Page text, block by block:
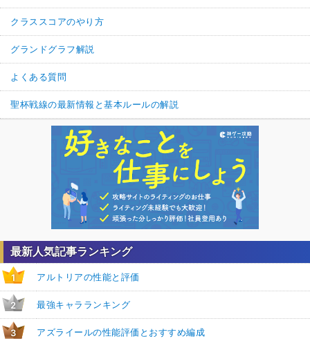
最新人気記事ランキング
1 アルトリアの性能と評価
2 最強キャラランキング
3 アズライールの性能評価とおすすめ編成
クラススコアのやり方
グランドグラフ解説
よくある質問
聖杯戦線の最新情報と基本ルールの解説